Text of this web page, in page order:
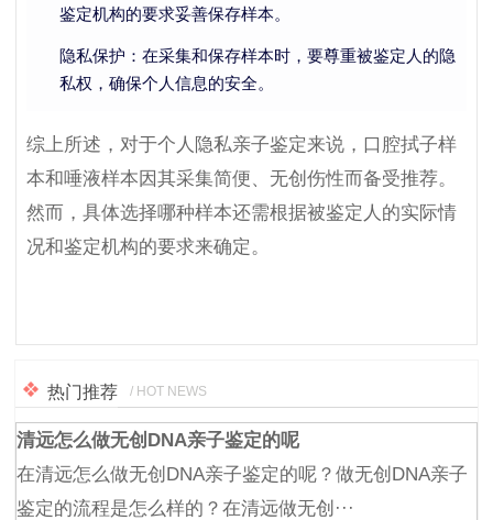
鉴定机构的要求妥善保存样本。
隐私保护：在采集和保存样本时，要尊重被鉴定人的隐
私权，确保个人信息的安全。
综上所述，对于个人隐私亲子鉴定来说，口腔拭子样
本和唾液样本因其采集简便、无创伤性而备受推荐。
然而，具体选择哪种样本还需根据被鉴定人的实际情
况和鉴定机构的要求来确定。
热门推荐 / HOT NEWS
清远怎么做无创DNA亲子鉴定的呢
在清远怎么做无创DNA亲子鉴定的呢？做无创DNA亲子
鉴定的流程是怎么样的？在清远做无创···